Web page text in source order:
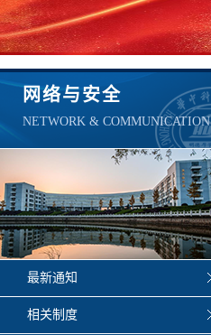
网络与安全
NETWORK & COMMUNICATION
最新通知
相关制度